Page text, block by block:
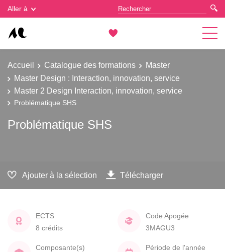
Aller à
Accueil Catalogue des formations
Master
Master Design : Interaction, innovation, service
Master 2 Design Interaction, innovation, service
Problématique SHS
Problématique SHS
Ajouter à la sélection Télécharger
ECTS
8 crédits
Code Apogée
3MAGU3
Composante(s)
Période de l'année
Gestion des cookies